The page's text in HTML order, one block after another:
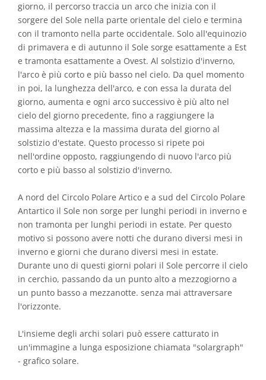
giorno, il percorso traccia un arco che inizia con il
sorgere del Sole nella parte orientale del cielo e termina
con il tramonto nella parte occidentale. Solo all'equinozio
di primavera e di autunno il Sole sorge esattamente a Est
e tramonta esattamente a Ovest. Al solstizio d'inverno,
l'arco è più corto e più basso nel cielo. Da quel momento
in poi, la lunghezza dell'arco, e con essa la durata del
giorno, aumenta e ogni arco successivo è più alto nel
cielo del giorno precedente, fino a raggiungere la
massima altezza e la massima durata del giorno al
solstizio d'estate. Questo processo si ripete poi
nell'ordine opposto, raggiungendo di nuovo l'arco più
corto e più basso al solstizio d'inverno.
A nord del Circolo Polare Artico e a sud del Circolo Polare
Antartico il Sole non sorge per lunghi periodi in inverno e
non tramonta per lunghi periodi in estate. Per questo
motivo si possono avere notti che durano diversi mesi in
inverno e giorni che durano diversi mesi in estate.
Durante uno di questi giorni polari il Sole percorre il cielo
in cerchio, passando da un punto alto a mezzogiorno a
un punto basso a mezzanotte. senza mai attraversare
l'orizzonte.
L'insieme degli archi solari può essere catturato in
un'immagine a lunga esposizione chiamata "solargraph"
- grafico solare.